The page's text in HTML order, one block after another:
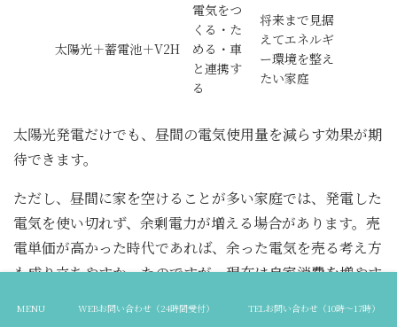
太陽光＋蓄電池＋V2H
電気をつ
くる・た
める・車
と連携す
る
将来まで見据
えてエネルギ
ー環境を整え
たい家庭
太陽光発電だけでも、昼間の電気使用量を減らす効果が期
待できます。
ただし、昼間に家を空けることが多い家庭では、発電した
電気を使い切れず、余剰電力が増える場合があります。売
電単価が高かった時代であれば、余った電気を売る考え方
も成り立ちやすかったのですが、現在は自家消費を増やす
MENU WEBお問い合わせ（24時間受付） TELお問い合わせ（10時～17時）